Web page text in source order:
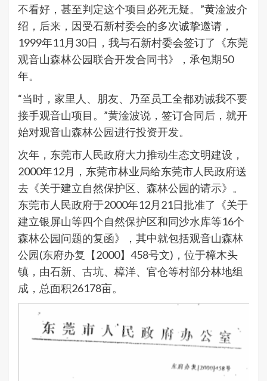
不看好，甚至判定这个项目必死无疑。”黄淦波介
绍，后来，因受石新村委会的多次诚挚邀请，
1999年11月30日，我与石新村委会签订了《东莞
观音山森林公园联合开发合同书》，承包期50
年。
“当时，家里人、朋友、乃至员工全都劝诫我不要
接手观音山项目。”黄淦波说，签订合同后，就开
始对观音山森林公园进行投资开发。
次年，东莞市人民政府大力推动生态文明建设，
2000年12月，东莞市林业局给东莞市人民政府送
去《关于建立自然保护区、森林公园的请示》。
东莞市人民政府于2000年12月21日批准了《关于
建立银屏山等四个自然保护区和同沙水库等16个
森林公园问题的复函》，其中就包括观音山森林
公园(东府办复【2000】458号文)，位于樟木头
镇，由石新、古坑、樟洋、官仓等村部分林地组
成，总面积26178亩。